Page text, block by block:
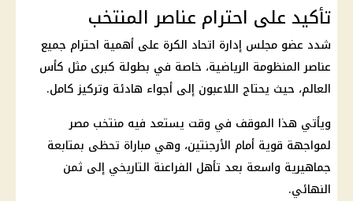
تأكيد على احترام عناصر المنتخب
شدد عضو مجلس إدارة اتحاد الكرة على أهمية احترام جميع
عناصر المنظومة الرياضية، خاصة في بطولة كبرى مثل كأس
العالم، حيث يحتاج اللاعبون إلى أجواء هادئة وتركيز كامل.
ويأتي هذا الموقف في وقت يستعد فيه منتخب مصر
لمواجهة قوية أمام الأرجنتين، وهي مباراة تحظى بمتابعة
جماهيرية واسعة بعد تأهل الفراعنة التاريخي إلى ثمن
النهائي.